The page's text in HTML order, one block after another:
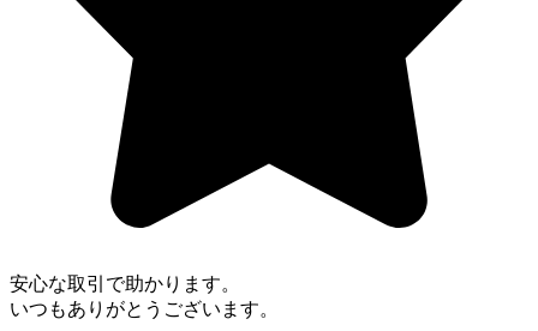
安心な取引で助かります。
いつもありがとうございます。